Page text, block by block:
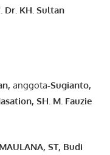
Dr. KH. Sultan
, anggota-Sugianto,
, SH. M. Fauzie
ST, Budi